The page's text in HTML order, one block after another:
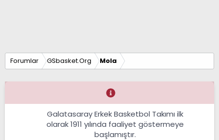
Forumlar GSbasket.Org Mola
Galatasaray Erkek Basketbol Takımı ilk
olarak 1911 yılında faaliyet göstermeye
başlamıştır.